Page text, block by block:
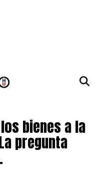
bienes a la
pregunta